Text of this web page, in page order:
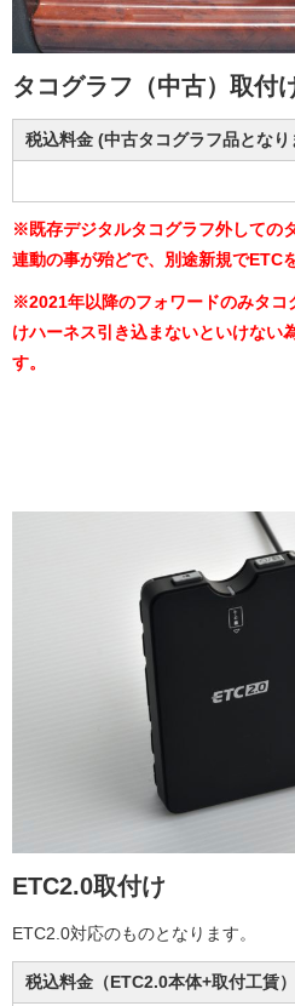
タコグラフ（中古）取付
税込料金 (中古タコグラフ品とな
※既存デジタルタコグラフ外しての
連動の事が殆どで、別途新規でETC
※2021年以降のフォワードのみタコ
けハーネス引き込まないといけない
す。
ETC2.0取付け
ETC2.0対応のものとなります。
税込料金（ETC2.0本体+取付工賃）